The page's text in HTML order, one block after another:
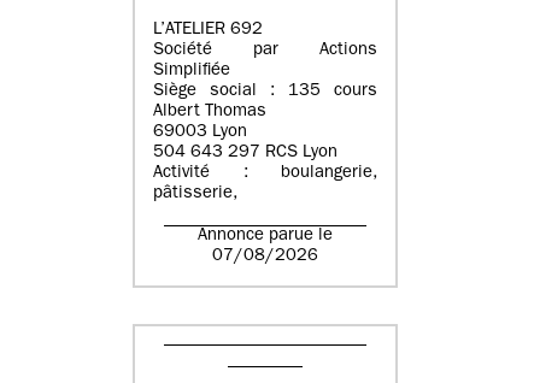
L’ATELIER 692
Société par Actions
Simplifiée
Siège social : 135 cours
Albert Thomas
69003 Lyon
504 643 297 RCS Lyon
Activité : boulangerie,
pâtisserie,
Annonce parue le
07/08/2026